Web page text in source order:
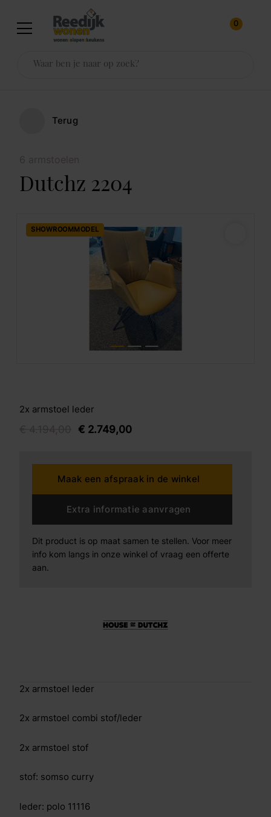
0
Terug
Dutchz 2204
SHOWROOMMODEL
2x armstoel leder
€ 2.749,00
Maak een afspraak in de winkel
Extra informatie aanvragen
Dit product is op maat samen te stellen. Voor meer
info kom langs in onze winkel of vraag een offerte
aan.
2x armstoel leder
2x armstoel combi stof/leder
2x armstoel stof
stof: somso curry
leder: polo 11116